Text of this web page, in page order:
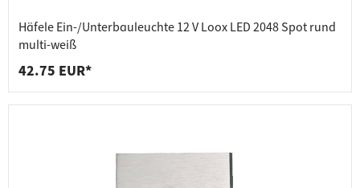
Häfele Ein-/Unterbauleuchte 12 V Loox LED 2048 Spot rund
multi-weiß
42.75 EUR*